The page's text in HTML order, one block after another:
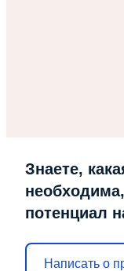
Знаете,
потенциал
Написать о